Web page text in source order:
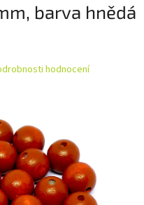
barva hnědá
hodnocení